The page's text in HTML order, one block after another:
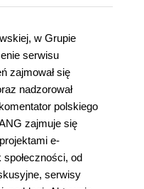
w Grupie
serwisu
zajmował się
nadzorował
polskiego
zajmuje się
e-
od
serwisy